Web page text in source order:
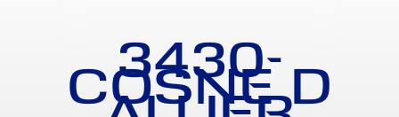
3430-
COSNE D